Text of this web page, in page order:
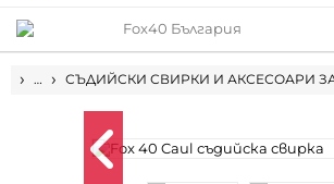
НАЧАЛО
… СЪДИЙСКИ СВИРКИ И АКСЕСОАРИ